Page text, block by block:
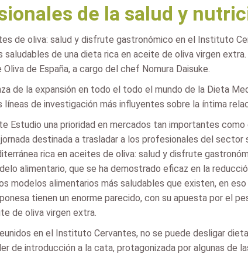
de la salud y
de oliva: salud y disfrute gastronómico en el Instituto
de una dieta rica en aceite de oliva virgen
de España, a cargo del chef Nomura Daisuke.
de la expansión en todo el todo el mundo de la Dieta
líneas de investigación más influyentes sobre la íntima
Estudio una prioridad en mercados tan importantes
destinada a trasladar a los profesionales del
rica en aceites de oliva: salud y disfrute
alimentario, que se ha demostrado eficaz en la
modelos alimentarios más saludables que existen, en
tienen un enorme parecido, con su apuesta por el
de oliva virgen extra.
en el Instituto Cervantes, no se puede desligar
de introducción a la cata, protagonizada por algunas de